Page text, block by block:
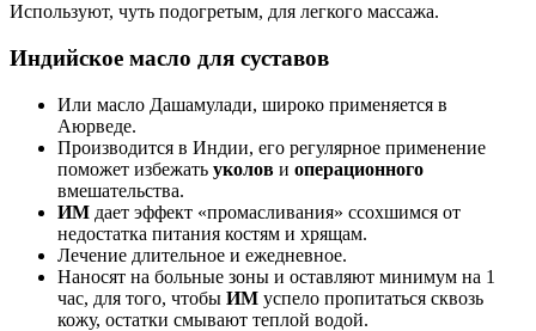
Используют, чуть подогретым, для легкого массажа.
Индийское масло для суставов
Или масло Дашамулади, широко применяется в
Аюрведе.
Производится в Индии, его регулярное применение
поможет избежать уколов и операционного
вмешательства.
ИМ дает эффект «промасливания» ссохшимся от
недостатка питания костям и хрящам.
Лечение длительное и ежедневное.
Наносят на больные зоны и оставляют минимум на 1
час, для того, чтобы ИМ успело пропитаться сквозь
кожу, остатки смывают теплой водой.